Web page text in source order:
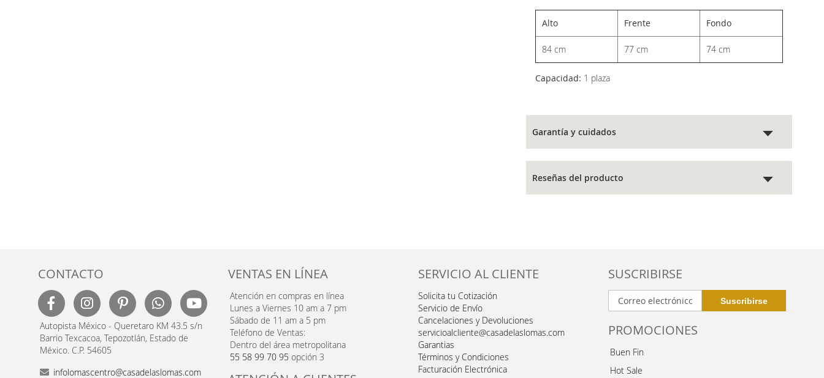
Alto Frente Fondo
84 cm 77 cm 74 cm
Capacidad: 1 plaza
Garantía y cuidados
Reseñas del producto
CONTACTO
Autopista México - Queretaro KM 43.5 s/n
Barrio Texcacoa, Tepozotlán, Estado de
México. C.P. 54605
infolomascentro@casadelaslomas.com
VENTAS EN LÍNEA
Atención en compras en línea
Lunes a Viernes 10 am a 7 pm
Sábado de 11 am a 5 pm
Teléfono de Ventas:
Dentro del área metropolitana
55 58 99 70 95 opción 3
SERVICIO AL CLIENTE
Solicita tu Cotización
Servicio de Envío
Cancelaciones y Devoluciones
servicioalcliente@casadelaslomas.com
Garantias
Términos y Condiciones
Facturación Electrónica
SUSCRIBIRSE
PROMOCIONES
Buen Fin
Hot Sale